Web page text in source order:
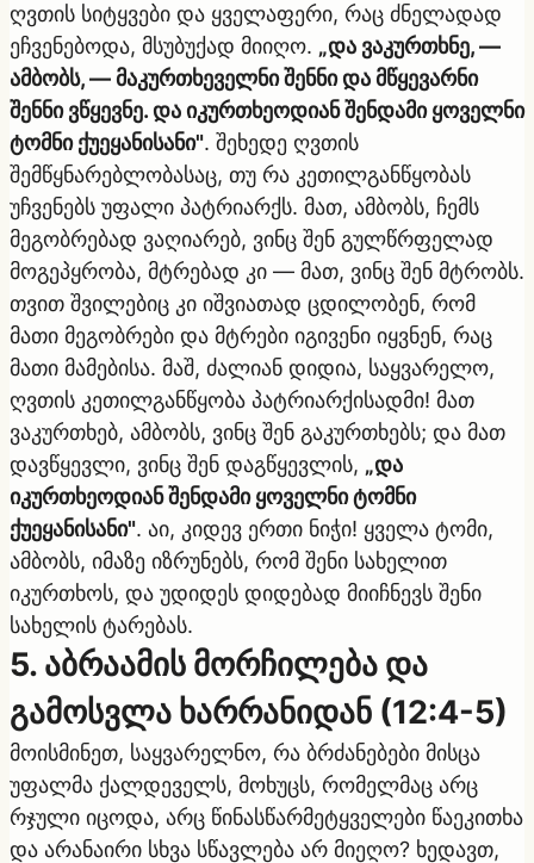
ღვთის სიტყვები და ყველაფერი, რაც ძნელადად
ეჩვენებოდა, მსუბუქად მიიღო. „და ვაკურთხნე, —
ამბობს, — მაკურთხეველნი შენნი და მწყევარნი
შენნი ვწყევნე. და იკურთხეოდიან შენდამი ყოველნი
ტომნი ქუეყანისანი". შეხედე ღვთის
შემწყნარებლობასაც, თუ რა კეთილგანწყობას
უჩვენებს უფალი პატრიარქს. მათ, ამბობს, ჩემს
მეგობრებად ვაღიარებ, ვინც შენ გულწრფელად
მოგეპყრობა, მტრებად კი — მათ, ვინც შენ მტრობს.
თვით შვილებიც კი იშვიათად ცდილობენ, რომ
მათი მეგობრები და მტრები იგივენი იყვნენ, რაც
მათი მამებისა. მაშ, ძალიან დიდია, საყვარელო,
ღვთის კეთილგანწყობა პატრიარქისადმი! მათ
ვაკურთხებ, ამბობს, ვინც შენ გაკურთხებს; და მათ
დავწყევლი, ვინც შენ დაგწყევლის, „და
იკურთხეოდიან შენდამი ყოველნი ტომნი
ქუეყანისანი". აი, კიდევ ერთი ნიჭი! ყველა ტომი,
ამბობს, იმაზე იზრუნებს, რომ შენი სახელით
იკურთხოს, და უდიდეს დიდებად მიიჩნევს შენი
სახელის ტარებას.
5. აბრაამის მორჩილება და
გამოსვლა ხარრანიდან (12:4-5)
მოისმინეთ, საყვარელნო, რა ბრძანებები მისცა
უფალმა ქალდეველს, მოხუცს, რომელმაც არც
რჯული იცოდა, არც წინასწარმეტყველები წაეკითხა
და არანაირი სხვა სწავლება არ მიეღო? ხედავთ,